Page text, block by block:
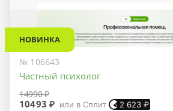
НОВИНКА
№ 106643
Частный психолог
14990 ₽
10493 ₽ или в Сплит 2 623 ₽